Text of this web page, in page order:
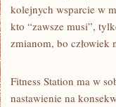
kolejnych wsparcie w
kto “zawsze musi”,
zmianom, bo człowiek
Fitness Station ma w
nastawienie na